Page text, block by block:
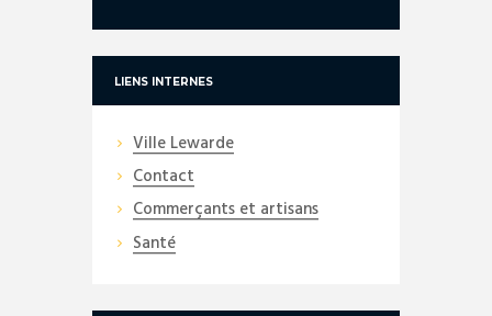
LIENS INTERNES
Ville Lewarde
Contact
Commerçants et artisans
Santé